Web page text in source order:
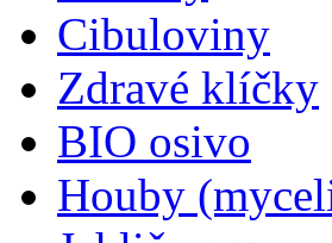
Cibuloviny
Zdravé klíčky
BIO osivo
Houby